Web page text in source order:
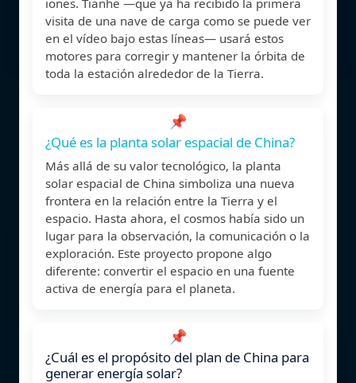
visita de una nave de carga como se puede ver
en el vídeo bajo estas líneas— usará estos
motores para corregir y mantener la órbita de
toda la estación alrededor de la Tierra.
📌
¿Qué es la planta solar espacial de China?
Más allá de su valor tecnológico, la planta
solar espacial de China simboliza una nueva
frontera en la relación entre la Tierra y el
espacio. Hasta ahora, el cosmos había sido un
lugar para la observación, la comunicación o la
exploración. Este proyecto propone algo
diferente: convertir el espacio en una fuente
activa de energía para el planeta.
📌
¿Cuál es el propósito del plan de China para
generar energía solar?